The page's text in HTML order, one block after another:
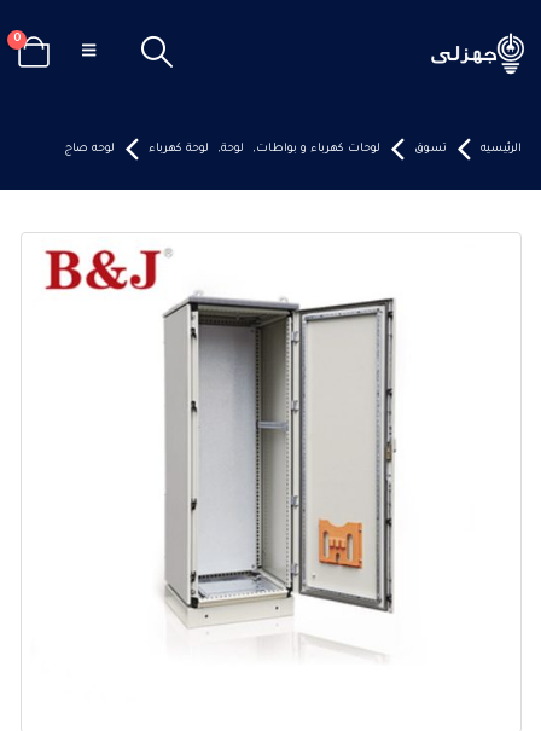
0
الرئيسيه تسوق لوحات كهرباء و بواطات, لوحة, لوحة كهرباء لوحه صاج